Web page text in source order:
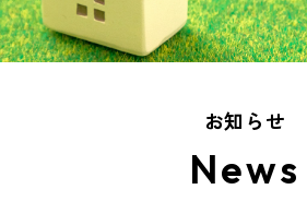
お知らせ
News